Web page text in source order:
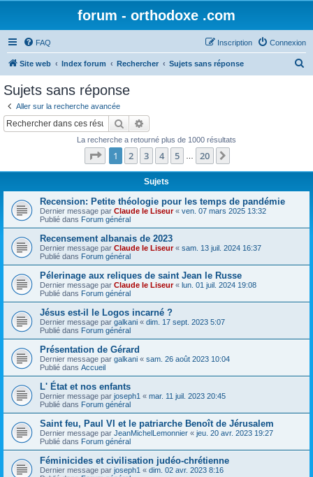
forum - orthodoxe .com
FAQ Connexion
Inscription
Site web Index forum Rechercher Sujets sans réponse
Sujets sans réponse
Aller sur la recherche avancée
Rechercher
La recherche a retourné plus de 1000 résultats
Page 1sur20
1 2 3 4 5 20
Sujets
Recension: Petite théologie pour les temps de pandémie
Dernier message par Claude le Liseur« ven. 07 mars 2025 13:32
Publié dans Forum général
Recensement albanais de 2023
Dernier message par Claude le Liseur« sam. 13 juil. 2024 16:37
Publié dans Forum général
Pélerinage aux reliques de saint Jean le Russe
Dernier message par Claude le Liseur« lun. 01 juil. 2024 19:08
Publié dans Forum général
Jésus est-il le Logos incarné ?
Dernier message par galkani « dim. 17 sept. 2023 5:07
Publié dans Forum général
Présentation de Gérard
Dernier message par galkani « sam. 26 août 2023 10:04
Publié dans Accueil
L' État et nos enfants
Dernier message par joseph1 « mar. 11 juil. 2023 20:45
Publié dans Forum général
Saint feu, Paul VI et le patriarche Benoît de Jérusalem
Dernier message par JeanMichelLemonnier « jeu. 20 avr. 2023 19:27
Publié dans Forum général
Féminicides et civilisation judéo-chrétienne
Dernier message par joseph1 « dim. 02 avr. 2023 8:16